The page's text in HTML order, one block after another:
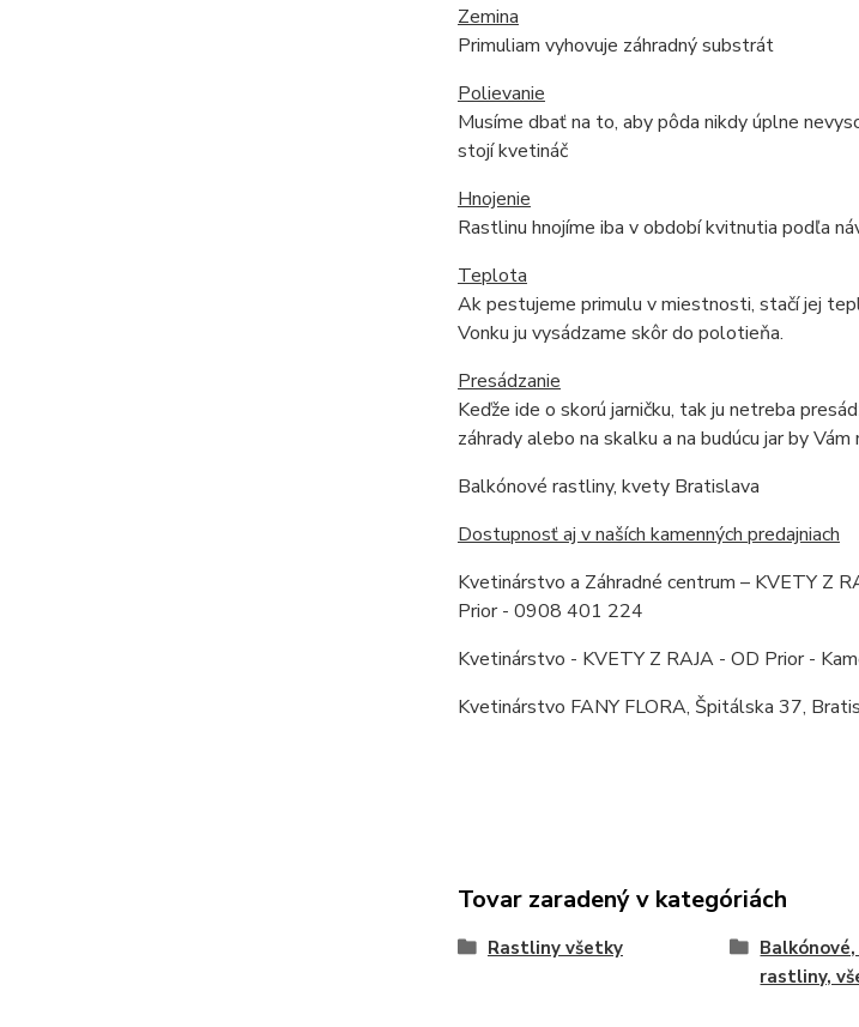
Zemina
Primuliam vyhovuje záhradný substrát
Polievanie
Musíme dbať na to, aby pôda nikdy úplne
stojí kvetináč
Hnojenie
Rastlinu hnojíme iba v období kvitnutia podľa
Teplota
Ak pestujeme primulu v miestnosti, stačí jej
Vonku ju vysádzame skôr do polotieňa.
Presádzanie
Keďže ide o skorú jarničku, tak ju netreba
záhrady alebo na skalku a na budúcu jar by
Balkónové rastliny, kvety Bratislava
Dostupnosť aj v naších kamenných predajniach
Kvetinárstvo a Záhradné centrum – KVETY Z
Prior - 0908 401 224
Kvetinárstvo - KVETY Z RAJA - OD Prior -
Kvetinárstvo FANY FLORA, Špitálska 37,
Tovar zaradený v kategóriách
Rastliny všetky
rastliny,